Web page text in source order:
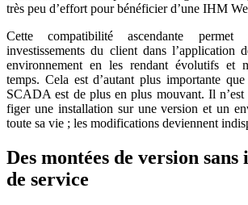
très peu d’effort pour bénéficier d’une IHM
Cette compatibilité ascendante
investissements du client dans l’application
environnement en les rendant évolutifs et
temps. Cela est d’autant plus importante que
SCADA est de plus en plus mouvant. Il n’est
figer une installation sur une version et un
toute sa vie ; les modifications deviennent
Des montées de version
de service